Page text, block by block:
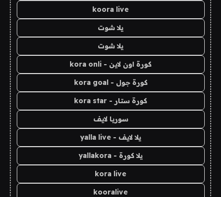
koora live
يلا شوت
يلا شوت
كورة اون لاين - kora onli
كورة جول - kora goal
كورة ستار - kora star
سوريا لايف
يلا لايف - yalla live
يلا كورة - yallakora
kora live
kooralive